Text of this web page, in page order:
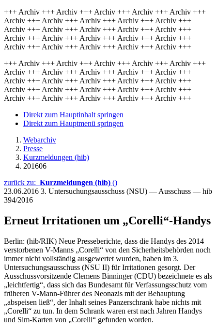
+++ Archiv +++ Archiv +++ Archiv +++ Archiv +++ Archiv +++
Archiv +++ Archiv +++ Archiv +++ Archiv +++ Archiv +++
Archiv +++ Archiv +++ Archiv +++ Archiv +++ Archiv +++
Archiv +++ Archiv +++ Archiv +++ Archiv +++ Archiv +++
Archiv +++ Archiv +++ Archiv +++ Archiv +++ Archiv +++
+++ Archiv +++ Archiv +++ Archiv +++ Archiv +++ Archiv +++
Archiv +++ Archiv +++ Archiv +++ Archiv +++ Archiv +++
Archiv +++ Archiv +++ Archiv +++ Archiv +++ Archiv +++
Archiv +++ Archiv +++ Archiv +++ Archiv +++ Archiv +++
Archiv +++ Archiv +++ Archiv +++ Archiv +++ Archiv +++
Direkt zum Hauptinhalt springen
Direkt zum Hauptmenü springen
Webarchiv
Presse
Kurzmeldungen (hib)
201606
zurück zu: Kurzmeldungen (hib) ()
23.06.2016 3. Untersuchungsausschuss (NSU) — Ausschuss — hib
394/2016
Erneut Irritationen um „Corelli“-Handys
Berlin: (hib/RIK) Neue Presseberichte, dass die Handys des 2014
verstorbenen V-Manns „Corelli“ von den Sicherheitsbehörden noch
immer nicht vollständig ausgewertet wurden, haben im 3.
Untersuchungsausschuss (NSU II) für Irritationen gesorgt. Der
Ausschussvorsitzende Clemens Binninger (CDU) bezeichnete es als
„leichtfertig“, dass sich das Bundesamt für Verfassungsschutz vom
früheren V-Mann-Führer des Neonazis mit der Behauptung
„abspeisen ließ“, der Inhalt seines Panzerschrank habe nichts mit
„Corelli“ zu tun. In dem Schrank waren erst nach Jahren Handys
und Sim-Karten von „Corelli“ gefunden worden.